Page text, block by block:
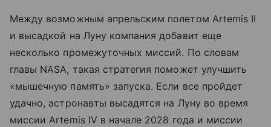
Между возможным апрельским полетом Artemis II
и высадкой на Луну компания добавит еще
несколько промежуточных миссий. По словам
главы NASA, такая стратегия поможет улучшить
«мышечную память» запуска. Если все пройдет
удачно, астронавты высадятся на Луну во время
миссии Artemis IV в начале 2028 года и миссии